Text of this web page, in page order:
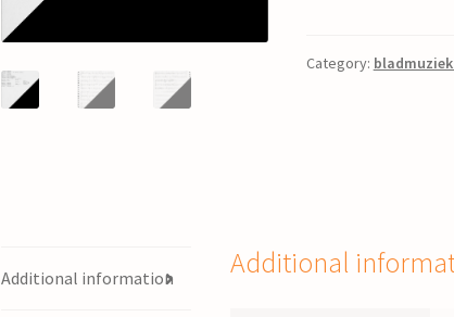
G.
Category:
Additional information Additional